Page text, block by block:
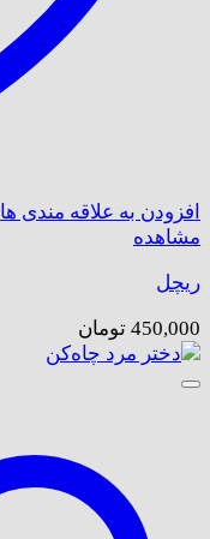
افزودن به علاقه مندی ها
مشاهده
ریچل
450,000 تومان